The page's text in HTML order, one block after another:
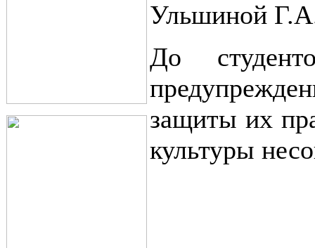
Ульшиной
До
защиты их
культуры